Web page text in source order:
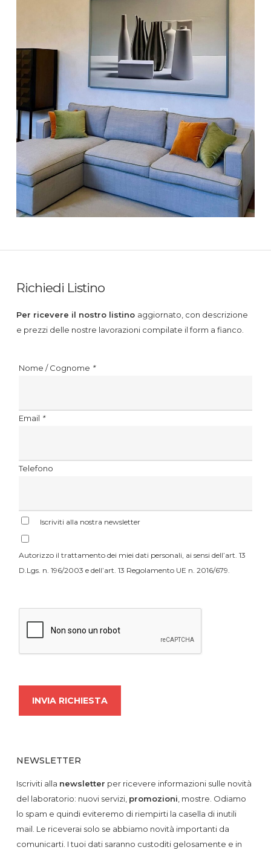
Richiedi Listino
Per ricevere il nostro listino aggiornato, con descrizione
e prezzi delle nostre lavorazioni compilate il form a fianco.
Nome / Cognome *
Email *
Telefono
Iscriviti alla nostra newsletter
Autorizzo il trattamento dei miei dati personali, ai sensi dell’art. 13
D.Lgs. n. 196/2003 e dell’art. 13 Regolamento UE n. 2016/679.
NEWSLETTER
Iscriviti alla newsletter per ricevere informazioni sulle novità
del laboratorio: nuovi servizi, promozioni , mostre. Odiamo
lo spam e quindi eviteremo di riempirti la casella di inutili
mail. Le riceverai solo se abbiamo novità importanti da
comunicarti. I tuoi dati saranno custoditi gelosamente e in